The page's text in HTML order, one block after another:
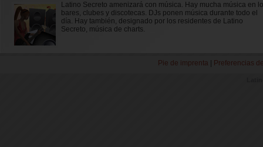
Latino Secreto amenizará con música. Hay mucha música en
bares, clubes y discotecas. DJs ponen música durante todo el
día. Hay también, designado por los residentes de Latino
Secreto, música de charts.
Pie de imprenta Preferencias